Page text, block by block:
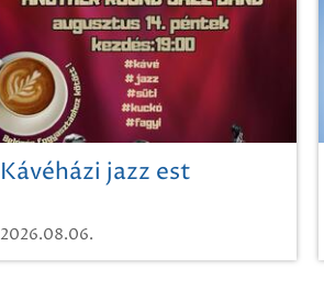
Kávéházi jazz est
2026.08.06.